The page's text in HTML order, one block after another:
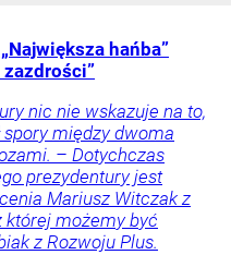
hańba”
zazdrości”
nic nie wskazuje na to,
między dwoma
– Dotychczas
prezydentury jest
Mariusz Witczak z
której możemy być
z Rozwoju Plus.